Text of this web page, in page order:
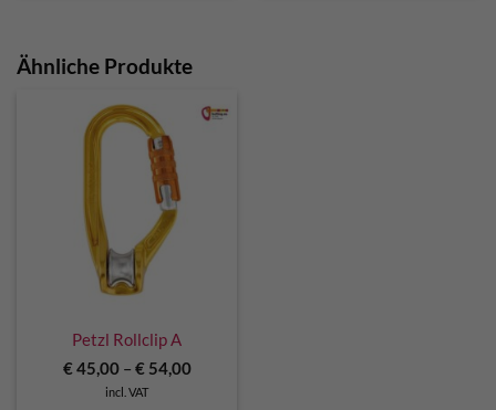
Ähnliche Produkte
Petzl Rollclip A
€45,00– €54,00
incl. VAT